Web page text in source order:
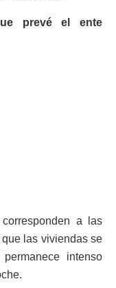
prevé el ente
a las
las viviendas se
intenso